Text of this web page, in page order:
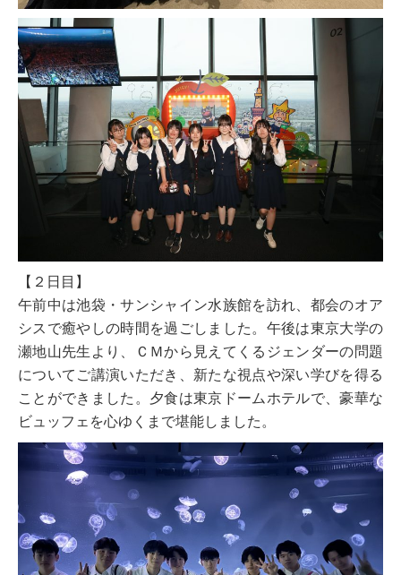
【２日目】
午前中は池袋・サンシャイン水族館を訪れ、都会のオア
シスで癒やしの時間を過ごしました。午後は東京大学の
瀬地山先生より、ＣＭから見えてくるジェンダーの問題
についてご講演いただき、新たな視点や深い学びを得る
ことができました。夕食は東京ドームホテルで、豪華な
ビュッフェを心ゆくまで堪能しました。